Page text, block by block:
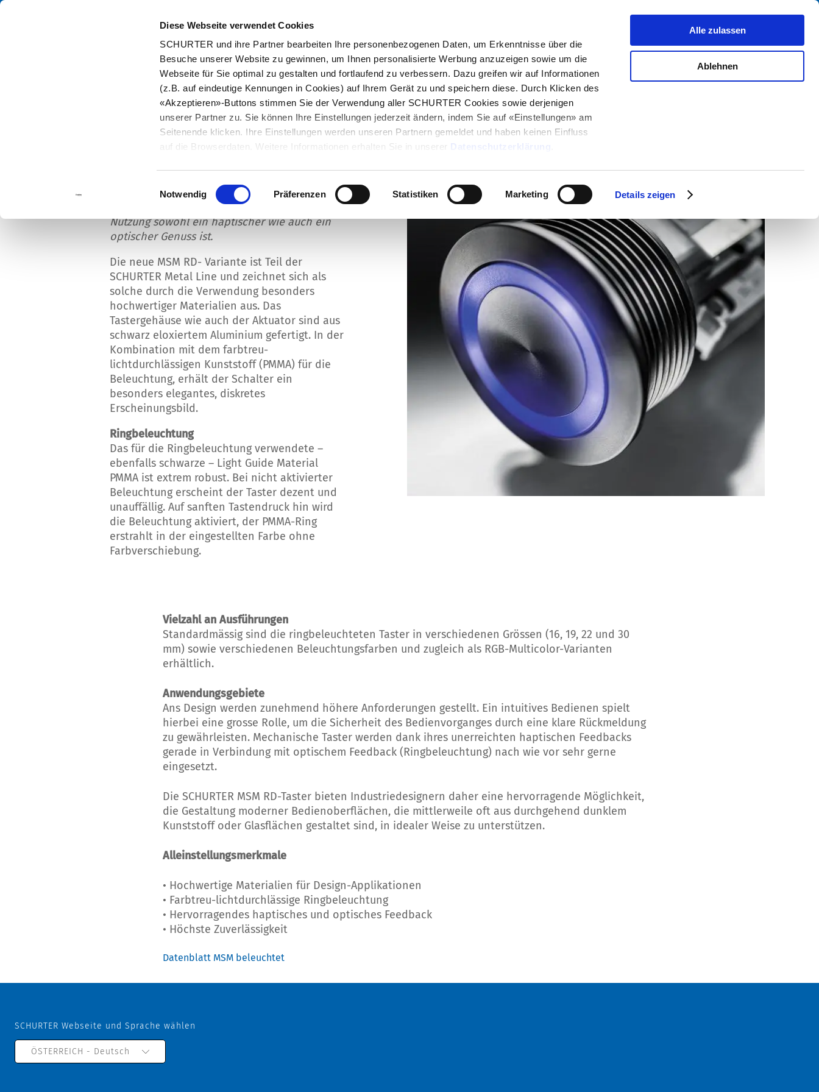
Diese Webseite verwendet Cookies
SCHURTER und ihre Partner bearbeiten Ihre personenbezogenen Daten, um Erkenntnisse über die
Besuche unserer Website zu gewinnen, um Ihnen personalisierte Werbung anzuzeigen sowie um die
Webseite für Sie optimal zu gestalten und fortlaufend zu verbessern. Dazu greifen wir auf Informationen
(z.B. auf eindeutige Kennungen in Cookies) auf Ihrem Gerät zu und speichern diese. Durch Klicken des
«Akzeptieren»-Buttons stimmen Sie der Verwendung aller SCHURTER Cookies sowie derjenigen
unserer Partner zu. Sie können Ihre Einstellungen jederzeit ändern, indem Sie auf «Einstellungen» am
Seitenende klicken. Ihre Einstellungen werden unseren Partnern gemeldet und haben keinen Einfluss
auf die Browserdaten. Weitere Informationen erhalten Sie in unserer Datenschutzerklärung
Einwilligungsauswahl
Notwendig Präferenzen Statistiken Marketing Details zeigen
Alle zulassen
Ablehnen
Katalog Kontakt
Neue Design Line von Tastern
SCHURTER die MSM-Familie um eine weitere
Variante von mechanischen Hubtastern, deren
Nutzung sowohl ein haptischer wie auch ein
optischer Genuss ist.
Die neue MSM RD- Variante ist Teil der
SCHURTER Metal Line und zeichnet sich als
solche durch die Verwendung besonders
hochwertiger Materialien aus. Das
Tastergehäuse wie auch der Aktuator sind aus
schwarz eloxiertem Aluminium gefertigt. In der
Kombination mit dem farbtreu-
lichtdurchlässigen Kunststoff (PMMA) für die
Beleuchtung, erhält der Schalter ein
besonders elegantes, diskretes
Erscheinungsbild.
Ringbeleuchtung
Das für die Ringbeleuchtung verwendete –
ebenfalls schwarze – Light Guide Material
PMMA ist extrem robust. Bei nicht aktivierter
Beleuchtung erscheint der Taster dezent und
unauffällig. Auf sanften Tastendruck hin wird
die Beleuchtung aktiviert, der PMMA-Ring
erstrahlt in der eingestellten Farbe ohne
Farbverschiebung.
Vielzahl an Ausführungen
Standardmässig sind die ringbeleuchteten Taster in verschiedenen Grössen (16, 19, 22 und 30
mm) sowie verschiedenen Beleuchtungsfarben und zugleich als RGB-Multicolor-Varianten
erhältlich.
Anwendungsgebiete
Ans Design werden zunehmend höhere Anforderungen gestellt. Ein intuitives Bedienen spielt
hierbei eine grosse Rolle, um die Sicherheit des Bedienvorganges durch eine klare Rückmeldung
zu gewährleisten. Mechanische Taster werden dank ihres unerreichten haptischen Feedbacks
gerade in Verbindung mit optischem Feedback (Ringbeleuchtung) nach wie vor sehr gerne
eingesetzt.
Die SCHURTER MSM RD-Taster bieten Industriedesignern daher eine hervorragende Möglichkeit,
die Gestaltung moderner Bedienoberflächen, die mittlerweile oft aus durchgehend dunklem
Kunststoff oder Glasflächen gestaltet sind, in idealer Weise zu unterstützen.
Alleinstellungsmerkmale
• Hochwertige Materialien für Design-Applikationen
• Farbtreu-lichtdurchlässige Ringbeleuchtung
• Hervorragendes haptisches und optisches Feedback
• Höchste Zuverlässigkeit
Datenblatt MSM beleuchtet
SCHURTER Webseite und Sprache wählen
ÖSTERREICH - Deutsch